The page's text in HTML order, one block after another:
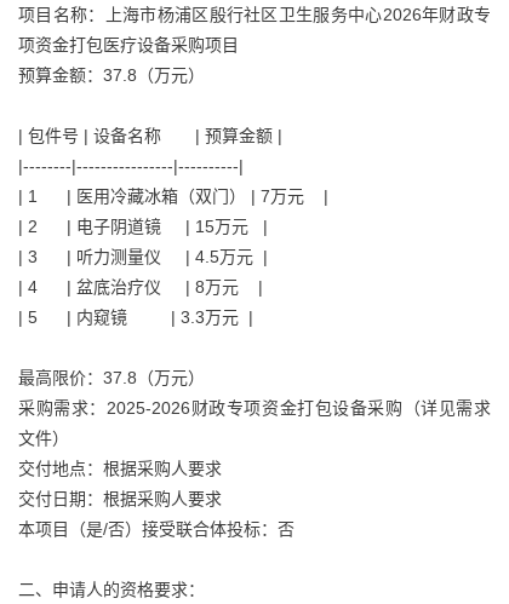
项目名称：上海市杨浦区殷行社区卫生服务中心2026年财政专
项资金打包医疗设备采购项目
预算金额：37.8（万元）
| 包件号 | 设备名称 | 预算金额 |
|--------|----------------|----------|
| 1 | 医用冷藏冰箱（双门） | 7万元 |
| 2 | 电子阴道镜 | 15万元 |
| 3 | 听力测量仪 | 4.5万元 |
| 4 | 盆底治疗仪 | 8万元 |
| 5 | 内窥镜 | 3.3万元 |
最高限价：37.8（万元）
采购需求：2025-2026财政专项资金打包设备采购（详见需求
文件）
交付地点：根据采购人要求
交付日期：根据采购人要求
本项目（是/否）接受联合体投标：否
二、申请人的资格要求：